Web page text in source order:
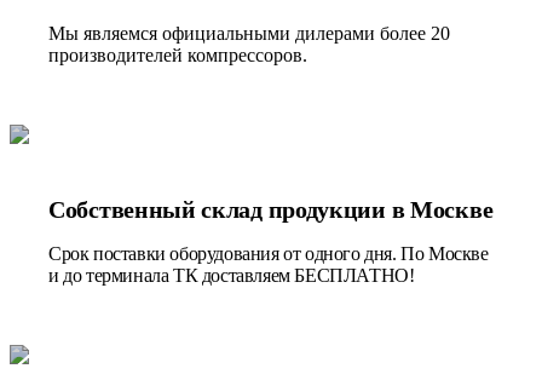
Мы являемся официальными дилерами более 20
производителей компрессоров.
Собственный склад продукции в Москве
Срок поставки оборудования от одного дня. По Москве
и до терминала ТК доставляем БЕСПЛАТНО!